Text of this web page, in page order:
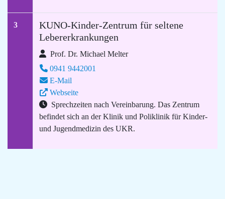
3
KUNO-Kinder-Zentrum für seltene
Lebererkrankungen
Prof. Dr. Michael Melter
0941 9442001
E-Mail
Webseite
Sprechzeiten nach Vereinbarung. Das Zentrum
befindet sich an der Klinik und Poliklinik für Kinder-
und Jugendmedizin des UKR.